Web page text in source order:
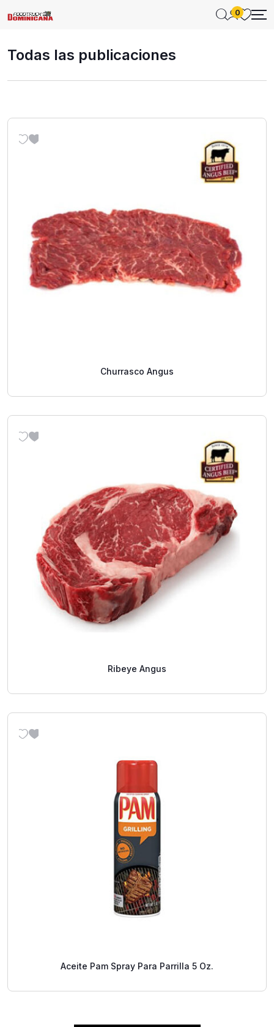
0
Todas las publicaciones
Churrasco Angus
Ribeye Angus
Aceite Pam Spray Para Parrilla 5 Oz.